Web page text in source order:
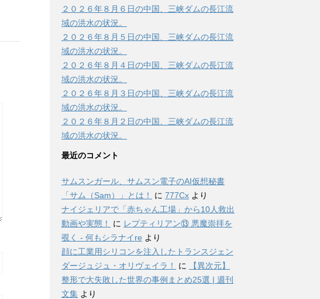
２０２６年８月６日の中国、三峡ダムの長江流
域の洪水の状況。
２０２６年８月５日の中国、三峡ダムの長江流
域の洪水の状況。
２０２６年８月４日の中国、三峡ダムの長江流
域の洪水の状況。
２０２６年８月３日の中国、三峡ダムの長江流
域の洪水の状況。
２０２６年８月２日の中国、三峡ダムの長江流
域の洪水の状況。
最近のコメント
サムスンガール、サムスン電子のAI仮想秘書
「サム（Sam）」とは！
に 777Cx より
ナイジェリアで「赤ちゃん工場」から10人救出
動画や実態！
に レプティリアン⑬ 悪魔崇拝を
覗く - 何もシラナイre より
顔に工業用シリコンを注入したトランスジェン
ダージュジュ・オリヴェイラ！
に
【異次元】
整形で大失敗した世界の事例まとめ25選 | 週刊
文集 より